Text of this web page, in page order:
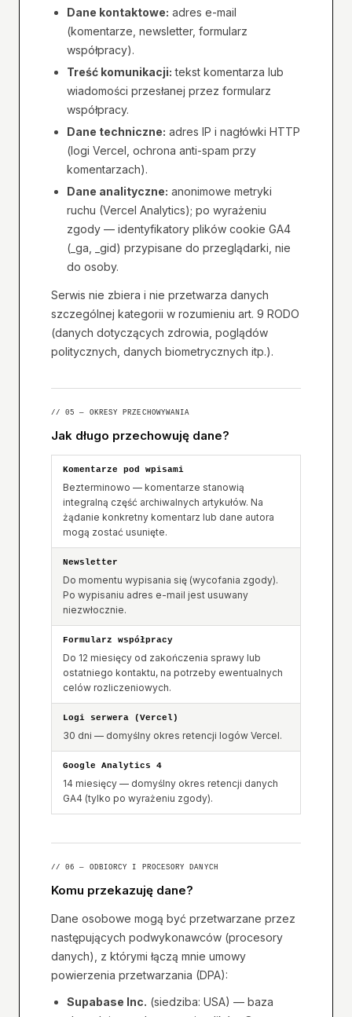
Dane kontaktowe: adres e-mail
(komentarze, newsletter, formularz
współpracy).
Treść komunikacji: tekst komentarza lub
wiadomości przesłanej przez formularz
współpracy.
Dane techniczne: adres IP i nagłówki HTTP
(logi Vercel, ochrona anti-spam przy
komentarzach).
Dane analityczne: anonimowe metryki
ruchu (Vercel Analytics); po wyrażeniu
zgody — identyfikatory plików cookie GA4
(_ga, _gid) przypisane do przeglądarki, nie
do osoby.
Serwis nie zbiera i nie przetwarza danych
szczególnej kategorii w rozumieniu art. 9 RODO
(danych dotyczących zdrowia, poglądów
politycznych, danych biometrycznych itp.).
// 05 — OKRESY PRZECHOWYWANIA
Jak długo przechowuję dane?
Komentarze pod wpisami
Bezterminowo — komentarze stanowią
integralną część archiwalnych artykułów. Na
żądanie konkretny komentarz lub dane autora
mogą zostać usunięte.
Newsletter
Do momentu wypisania się (wycofania zgody).
Po wypisaniu adres e-mail jest usuwany
niezwłocznie.
Formularz współpracy
Do 12 miesięcy od zakończenia sprawy lub
ostatniego kontaktu, na potrzeby ewentualnych
celów rozliczeniowych.
Logi serwera (Vercel)
30 dni — domyślny okres retencji logów Vercel.
Google Analytics 4
14 miesięcy — domyślny okres retencji danych
GA4 (tylko po wyrażeniu zgody).
// 06 — ODBIORCY I PROCESORY DANYCH
Komu przekazuję dane?
Dane osobowe mogą być przetwarzane przez
następujących podwykonawców (procesory
danych), z którymi łączą mnie umowy
powierzenia przetwarzania (DPA):
Supabase Inc. (siedziba: USA) — baza